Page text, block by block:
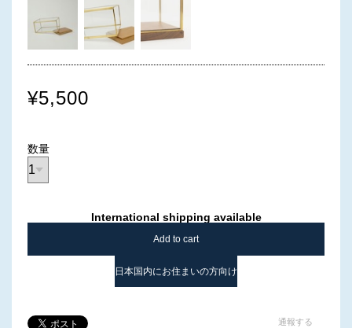
¥5,500
数量
International shipping available
Add to cart
日本国内にお住まいの方向け
通報する